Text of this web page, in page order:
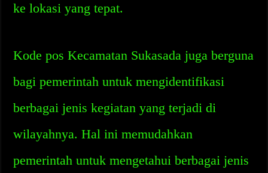
ke lokasi yang tepat.
Kode pos Kecamatan Sukasada juga berguna
bagi pemerintah untuk mengidentifikasi
berbagai jenis kegiatan yang terjadi di
wilayahnya. Hal ini memudahkan
pemerintah untuk mengetahui berbagai jenis